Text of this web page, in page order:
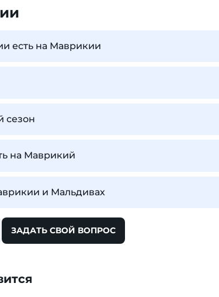
есть на Маврикии
сезон
на Маврикий
и Мальдивах
ЗАДАТЬ СВОЙ ВОПРОС